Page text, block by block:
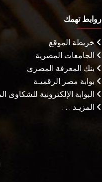
روابط تهمك
خريطة الموقع
الجامعات المصرية
بنك المعرفة المصري
بوابة مصر الرقميـة
البوابة الإلكترونية للشكاوى
المزيـد . . .